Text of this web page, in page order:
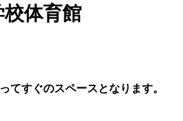
体育館
てすぐのスペースとなります。